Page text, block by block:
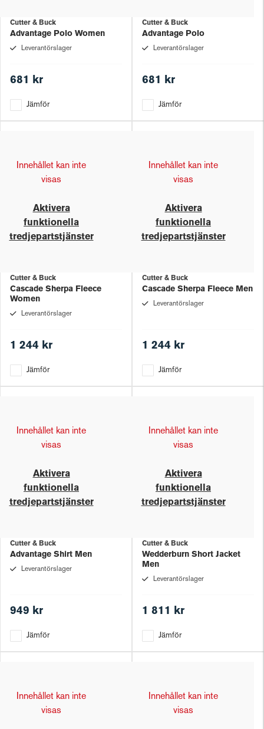
Cutter & Buck
Advantage Polo Women
Leverantörslager
681 kr
Jämför
Cutter & Buck
Advantage Polo
Leverantörslager
681 kr
Jämför
Innehållet kan inte
visas
Aktivera
funktionella
tredjepartstjänster
Cutter & Buck
Cascade Sherpa Fleece
Women
Leverantörslager
1 244 kr
Jämför
Innehållet kan inte
visas
Aktivera
funktionella
tredjepartstjänster
Cutter & Buck
Cascade Sherpa Fleece Men
Leverantörslager
1 244 kr
Jämför
Innehållet kan inte
visas
Aktivera
funktionella
tredjepartstjänster
Cutter & Buck
Advantage Shirt Men
Leverantörslager
949 kr
Jämför
Innehållet kan inte
visas
Aktivera
funktionella
tredjepartstjänster
Cutter & Buck
Wedderburn Short Jacket
Men
Leverantörslager
1 811 kr
Jämför
Innehållet kan inte
visas
Innehållet kan inte
visas